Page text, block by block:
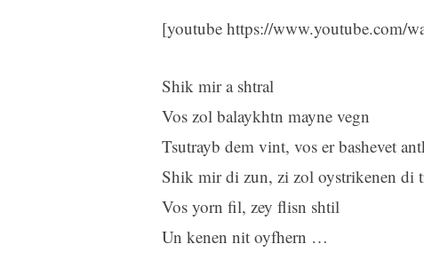
[youtube https://www.youtube.com/
Shik mir a shtral
Vos zol balaykhtn mayne vegn
Tsutrayb dem vint, vos er bashevet
Shik mir di zun, zi zol oystrikenen di
Vos yorn fil, zey flisn shtil
Un kenen nit oyfhern …